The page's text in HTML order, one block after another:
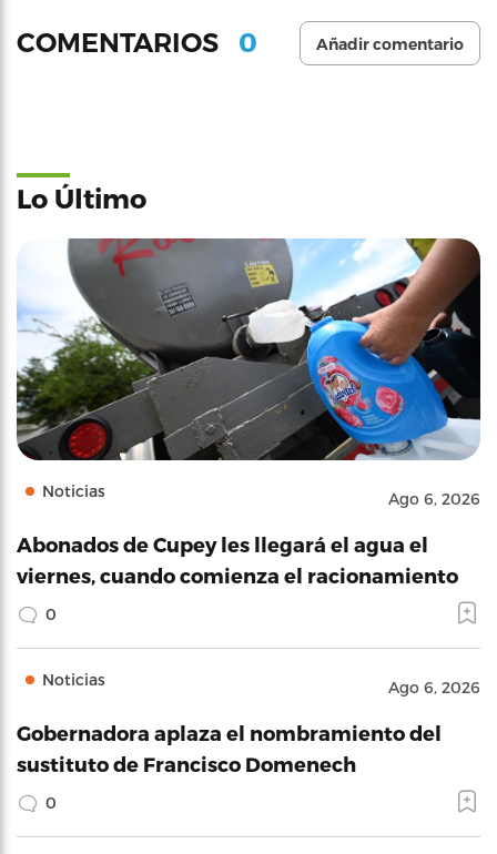
COMENTARIOS 0 Añadir comentario
Lo Último
Noticias Ago 6, 2026
Abonados de Cupey les llegará el agua el
viernes, cuando comienza el racionamiento
0
Noticias Ago 6, 2026
Gobernadora aplaza el nombramiento del
sustituto de Francisco Domenech
0